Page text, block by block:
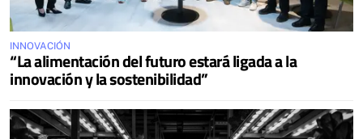
INNOVACIÓN
“La alimentación del futuro estará ligada a la
innovación y la sostenibilidad”